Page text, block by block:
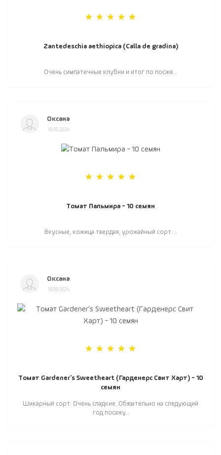
Zantedeschia aethiopica (Calla de gradina)
Очень симпатичные клубни и итог по посже...
Оксана
19.09.2024
Томат Пальмира - 10 семян
Вкусные, кожица твердая, урожайный сорт. ..
Оксана
19.09.2024
Томат Gardener's Sweetheart (Гарденерс Свит Харт) - 10
семян
Шикарный сорт. Очень сладкие. Обязательно на следующий
год посажу..